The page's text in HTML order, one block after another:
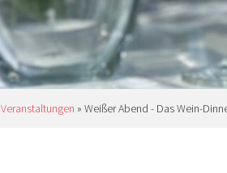
Veranstaltungen » Weißer Abend - Das Wein-